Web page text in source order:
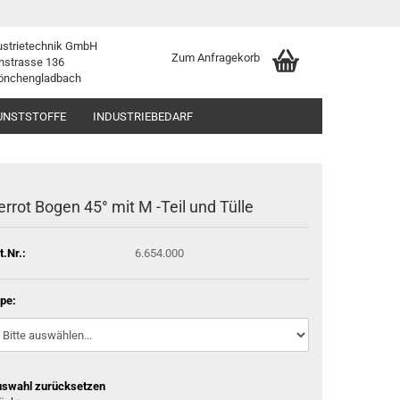
GmbH
136
Zum Anfragekorb
INDUSTRIEBEDARF
Bogen 45° mit M -Teil und Tülle
6.654.000
zurücksetzen